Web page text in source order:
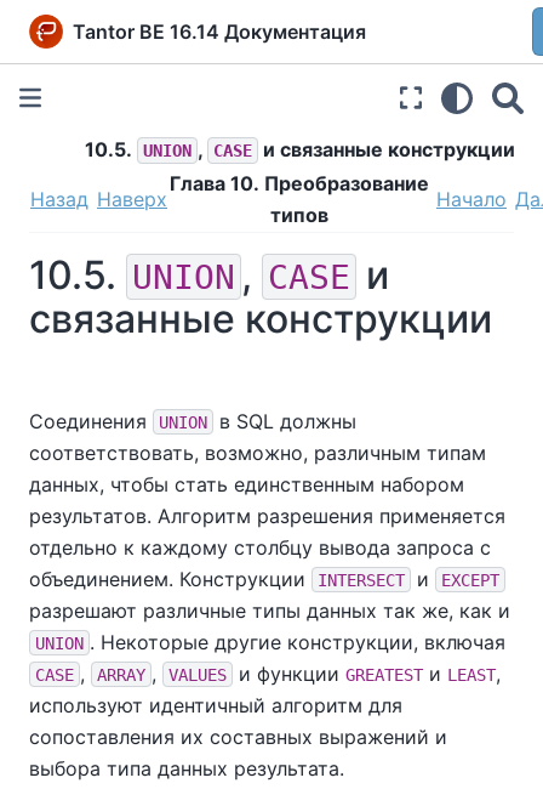
Tantor BE 16.14 Документация
10.5. UNION , CASE и связанные конструкции
Назад Наверх
Глава 10. Преобразование
типов
Начало
10.5. UNION , CASE и
связанные конструкции
Соединения UNION
в SQL должны
соответствовать, возможно, различным типам
данных, чтобы стать единственным набором
результатов. Алгоритм разрешения применяется
отдельно к каждому столбцу вывода запроса с
объединением. Конструкции
INTERSECT и EXCEPT
разрешают различные типы данных так же, как и
UNION . Некоторые другие конструкции, включая
CASE , ARRAY , VALUES и функции GREATESTи LEAST,
используют идентичный алгоритм для
сопоставления их составных выражений и
выбора типа данных результата.